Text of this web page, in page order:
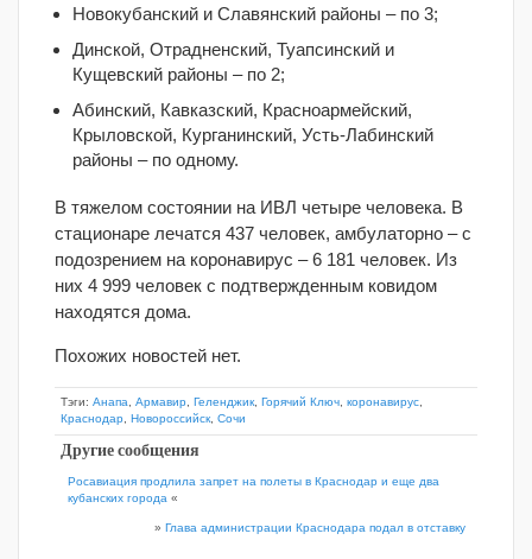
Новокубанский и Славянский районы – по 3;
Динской, Отрадненский, Туапсинский и
Кущевский районы – по 2;
Абинский, Кавказский, Красноармейский,
Крыловской, Курганинский, Усть-Лабинский
районы – по одному.
В тяжелом состоянии на ИВЛ четыре человека. В
стационаре лечатся 437 человек, амбулаторно – с
подозрением на коронавирус – 6 181 человек. Из
них 4 999 человек с подтвержденным ковидом
находятся дома.
Похожих новостей нет.
Тэги: Анапа Армавир Геленджик Горячий Ключ коронавирус
Краснодар Новороссийск Сочи
Другие сообщения
Росавиация продлила запрет на полеты в Краснодар и еще два
кубанских города «
» Глава администрации Краснодара подал в отставку